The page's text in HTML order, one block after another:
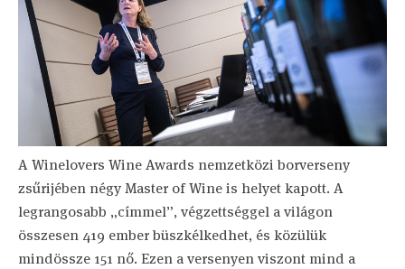
A Winelovers Wine Awards nemzetközi borverseny
zsűrijében négy Master of Wine is helyet kapott. A
legrangosabb „címmel”, végzettséggel a világon
összesen 419 ember büszkélkedhet, és közülük
mindössze 151 nő. Ezen a versenyen viszont mind a